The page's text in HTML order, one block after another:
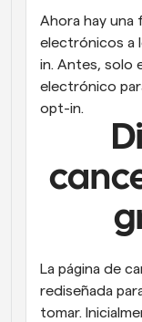
Ahora hay una
electrónicos a
in. Antes, solo
electrónico
opt-in.
La página de
rediseñada
tomar.